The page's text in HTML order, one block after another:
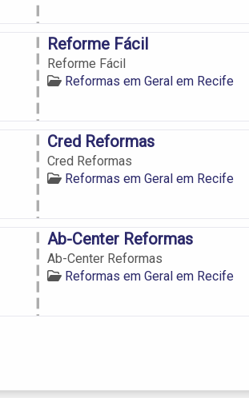
Reforme Fácil
Reforme Fácil
Reformas em Geral em Recife
Cred Reformas
Cred Reformas
Reformas em Geral em Recife
Ab-Center Reformas
Ab-Center Reformas
Reformas em Geral em Recife